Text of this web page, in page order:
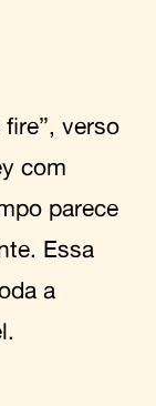
fire”, verso
com
parece
Essa
a